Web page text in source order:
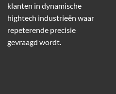
klanten in dynamische
hightech industrieën waar
repeterende precisie
gevraagd wordt.